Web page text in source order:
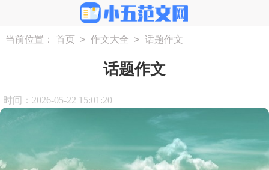
当前位置： 首页 > 作文大全 > 话题作文
话题作文
时间：2026-05-22 15:01:20